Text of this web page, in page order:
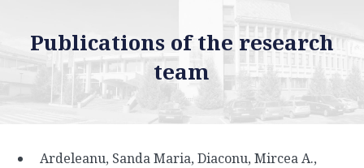
Publications of the research
team
Ardeleanu, Sanda Maria, Diaconu, Mircea A.,